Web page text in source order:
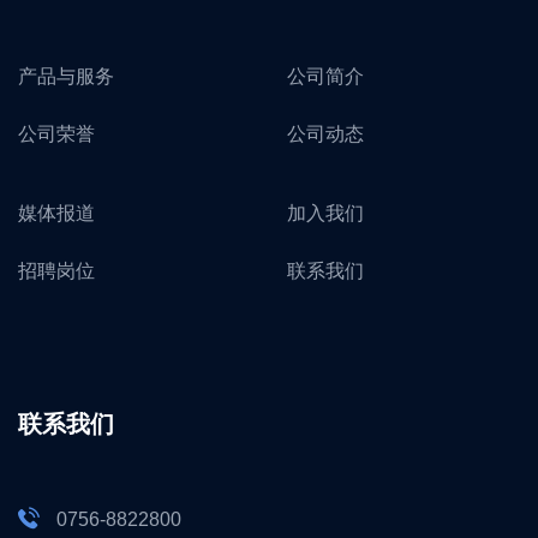
产品与服务 公司简介
公司荣誉 公司动态
媒体报道 加入我们
招聘岗位 联系我们
联系我们
0756-8822800